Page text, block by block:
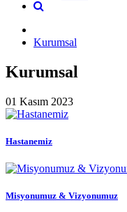
Kurumsal
Kurumsal
01 Kasım 2023
Hastanemiz
Misyonumuz & Vizyonumuz